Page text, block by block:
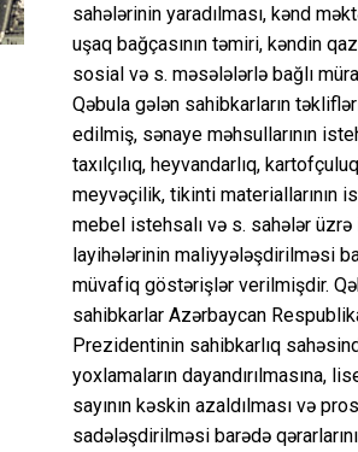
sahələrinin yaradılması, kənd
uşaq bağçasının təmiri, kəndin
sosial və s. məsələlərlə bağlı
Qəbula gələn sahibkarların
edilmiş, sənaye məhsullarının
taxılçılıq, heyvandarlıq,
meyvəçilik, tikinti materiallarının
mebel istehsalı və s. sahələr
layihələrinin maliyyələşdirilməsi
müvafiq göstərişlər verilmişdir.
sahibkarlar Azərbaycan
Prezidentinin sahibkarlıq
yoxlamaların dayandırılmasına,
sayının kəskin azaldılması və
sadələşdirilməsi barədə